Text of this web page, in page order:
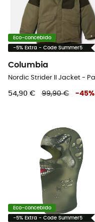
Eco-concebido
-5% Extra - Code Summer5
Columbia
54,90 € 99,90 € -45%
Eco-concebido
-5% Extra - Code Summer5